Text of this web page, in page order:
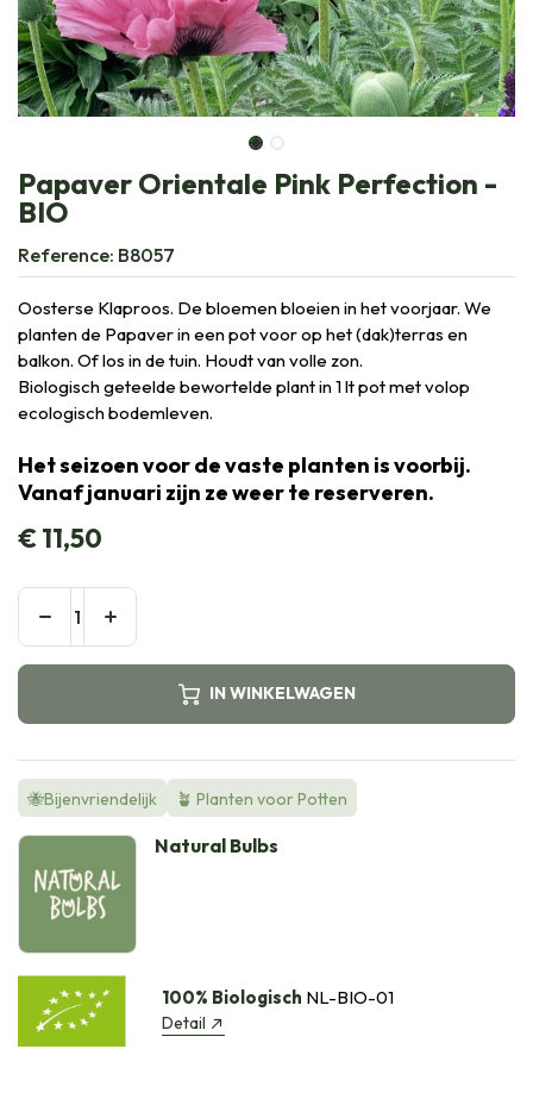
Papaver Orientale Pink Perfection -
BIO
Reference: B8057
Oosterse Klaproos. De bloemen bloeien in het voorjaar. We
planten de Papaver in een pot voor op het (dak)terras en
balkon. Of los in de tuin. Houdt van volle zon.
Biologisch geteelde bewortelde plant in 1 lt pot met volop
ecologisch bodemleven.
Het seizoen voor de vaste planten is voorbij.
Vanaf januari zijn ze weer te reserveren.
€11,50
IN WINKELWAGEN
🐝Bijenvriendelijk 🪴 Planten voor Potten
Natural Bulbs
100% Biologisch NL-BIO-01
Detail